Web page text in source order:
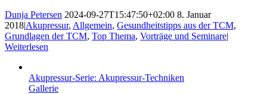
Dunja Petersen 2024-09-27T15:47:50+02:00 8. Januar
2018|Akupressur, Allgemein, Gesundheitstipps aus der TCM,
Grundlagen der TCM, Top Thema, Vorträge und Seminare|
Weiterlesen
Akupressur-Serie: Akupressur-Techniken
Gallerie